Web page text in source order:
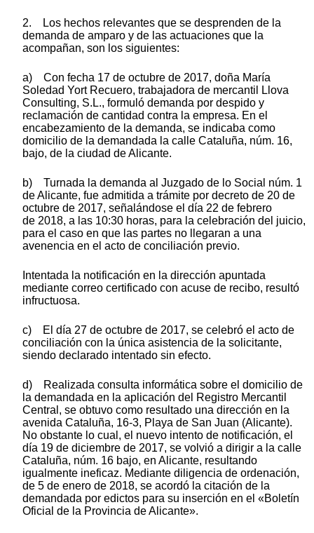
2. Los hechos relevantes que se desprenden de la
demanda de amparo y de las actuaciones que la
acompañan, son los siguientes:
a) Con fecha 17 de octubre de 2017, doña María
Soledad Yort Recuero, trabajadora de mercantil Llova
Consulting, S.L., formuló demanda por despido y
reclamación de cantidad contra la empresa. En el
encabezamiento de la demanda, se indicaba como
domicilio de la demandada la calle Cataluña, núm. 16,
bajo, de la ciudad de Alicante.
b) Turnada la demanda al Juzgado de lo Social núm. 1
de Alicante, fue admitida a trámite por decreto de 20 de
octubre de 2017, señalándose el día 22 de febrero
de 2018, a las 10:30 horas, para la celebración del juicio,
para el caso en que las partes no llegaran a una
avenencia en el acto de conciliación previo.
Intentada la notificación en la dirección apuntada
mediante correo certificado con acuse de recibo, resultó
infructuosa.
c) El día 27 de octubre de 2017, se celebró el acto de
conciliación con la única asistencia de la solicitante,
siendo declarado intentado sin efecto.
d) Realizada consulta informática sobre el domicilio de
la demandada en la aplicación del Registro Mercantil
Central, se obtuvo como resultado una dirección en la
avenida Cataluña, 16-3, Playa de San Juan (Alicante).
No obstante lo cual, el nuevo intento de notificación, el
día 19 de diciembre de 2017, se volvió a dirigir a la calle
Cataluña, núm. 16 bajo, en Alicante, resultando
igualmente ineficaz. Mediante diligencia de ordenación,
de 5 de enero de 2018, se acordó la citación de la
demandada por edictos para su inserción en el «Boletín
Oficial de la Provincia de Alicante».